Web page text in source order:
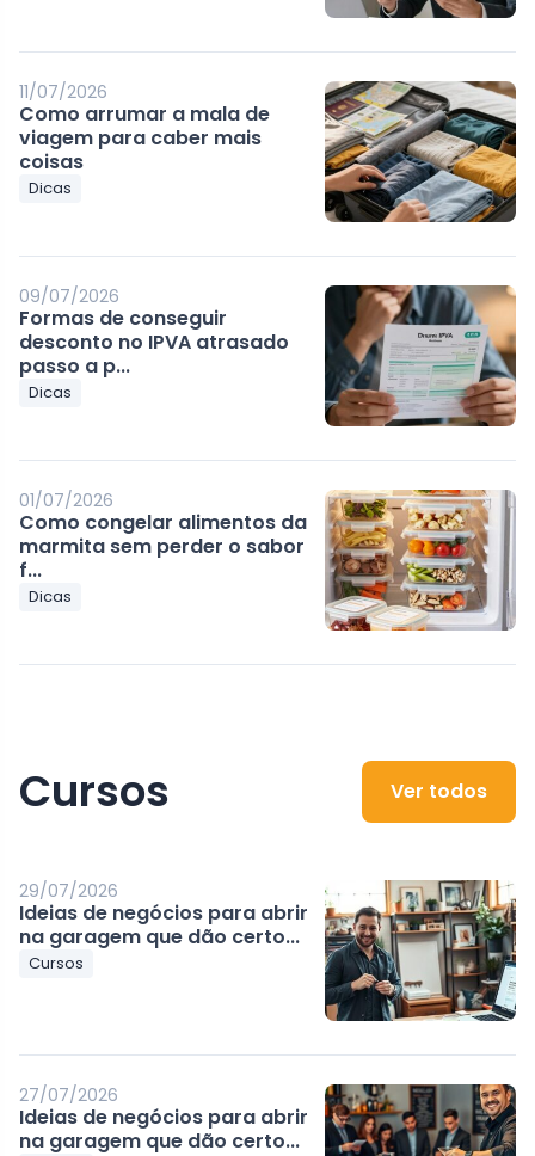
11/07/2026
Como arrumar a mala de
viagem para caber mais
coisas
Dicas
09/07/2026
Formas de conseguir
desconto no IPVA atrasado
passo a p...
Dicas
01/07/2026
Como congelar alimentos da
marmita sem perder o sabor
f...
Dicas
Cursos Ver todos
29/07/2026
Ideias de negócios para abrir
na garagem que dão certo...
Cursos
27/07/2026
Ideias de negócios para abrir
na garagem que dão certo...